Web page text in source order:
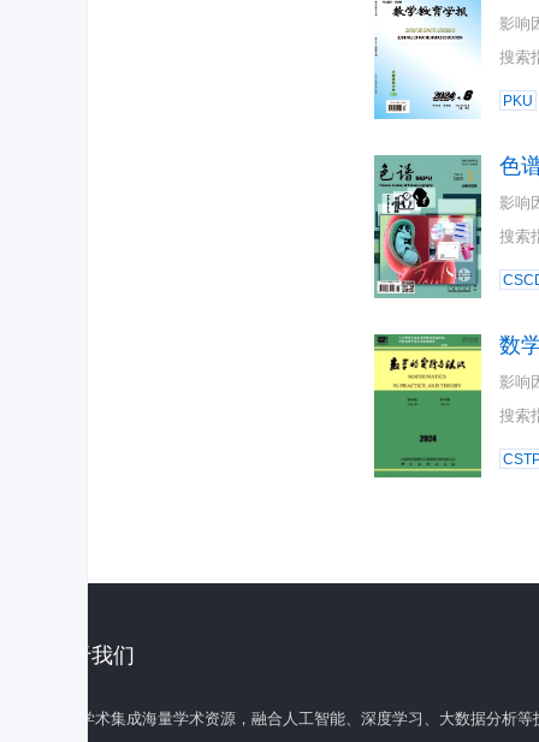
影响
搜索
PKU
色
影响
搜索
数
影响
搜索
关于我们
百度学术集成海量学术资源，融合人工智能、深度学习、大数据分析